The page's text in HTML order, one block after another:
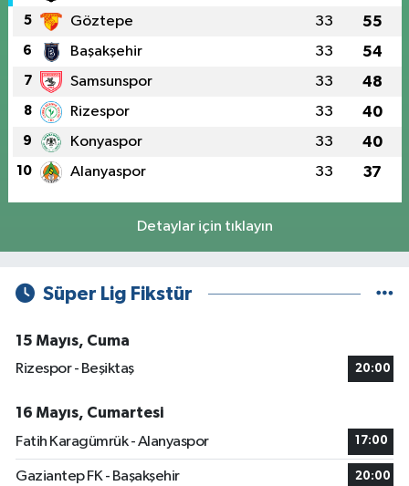
5 Göztepe 33 55
6 Başakşehir 33 54
7 Samsunspor 33 48
8 Rizespor 33 40
9 Konyaspor 33 40
10 Alanyaspor 33 37
Detaylar için tıklayın
Süper Lig Fikstür
15 Mayıs, Cuma
Rizespor - Beşiktaş
20:00
16 Mayıs, Cumartesi
Fatih Karagümrük - Alanyaspor
17:00
Gaziantep FK - Başakşehir 20:00